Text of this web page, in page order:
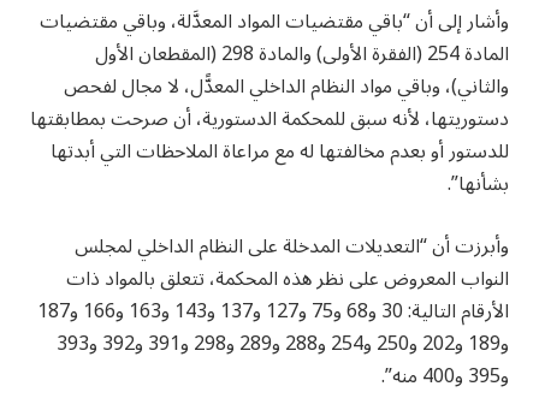
وأشار إلى أن “باقي مقتضيات المواد المعدَّلة، وباقي مقتضيات
المادة 254 (الفقرة الأولى) والمادة 298 (المقطعان الأول
والثاني)، وباقي مواد النظام الداخلي المعدًّل، لا مجال لفحص
دستوريتها، لأنه سبق للمحكمة الدستورية، أن صرحت بمطابقتها
للدستور أو بعدم مخالفتها له مع مراعاة الملاحظات التي أبدتها
بشأنها”.
وأبرزت أن “التعديلات المدخلة على النظام الداخلي لمجلس
النواب المعروض على نظر هذه المحكمة، تتعلق بالمواد ذات
الأرقام التالية: 30 و68 و75 و127 و137 و143 و163 و166 و187
و189 و202 و250 و254 و288 و289 و298 و391 و392 و393
و395 و400 منه”.